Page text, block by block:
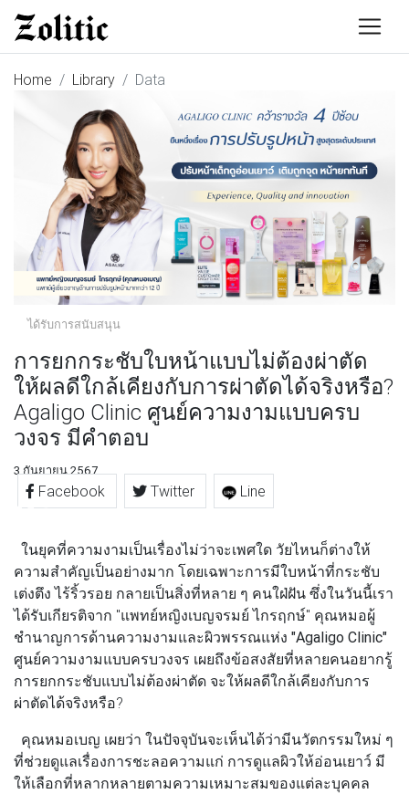
Home Library Data
ได้รับการสนับสนุน
การยกกระชับใบหน้าแบบไม่ต้องผ่าตัด
ให้ผลดีใกล้เคียงกับการผ่าตัดได้จริงหรือ?
Agaligo Clinic ศูนย์ความงามแบบครบ
วงจร มีคำตอบ
3 กันยายน 2567
Facebook Twitter Line
ในยุคที่ความงามเป็นเรื่องไม่ว่าจะเพศใด วัยไหนก็ต่างให้
ความสำคัญเป็นอย่างมาก โดยเฉพาะการมีใบหน้าที่กระชับ
เต่งตึง ไร้ริ้วรอย กลายเป็นสิ่งที่หลาย ๆ คนใฝ่ฝัน ซึ่งในวันนี้เรา
ได้รับเกียรติจาก "แพทย์หญิงเบญจรมย์ ไกรฤกษ์" คุณหมอผู้
ชำนาญการด้านความงามและผิวพรรณแห่ง "Agaligo Clinic"
ศูนย์ความงามแบบครบวงจร เผยถึงข้อสงสัยที่หลายคนอยากรู้
การยกกระชับแบบไม่ต้องผ่าตัด จะให้ผลดีใกล้เคียงกับการ
ผ่าตัดได้จริงหรือ?
คุณหมอเบญ เผยว่า ในปัจจุบันจะเห็นได้ว่ามีนวัตกรรมใหม่ ๆ
ที่ช่วยดูแลเรื่องการชะลอความแก่ การดูแลผิวให้อ่อนเยาว์ มี
ให้เลือกที่หลากหลายตามความเหมาะสมของแต่ละบุคคล